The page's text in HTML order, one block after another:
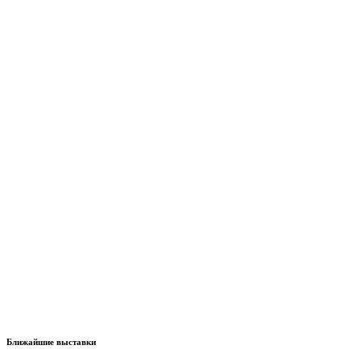
Ближайшие выставки